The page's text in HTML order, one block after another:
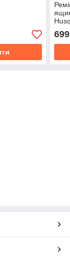
699